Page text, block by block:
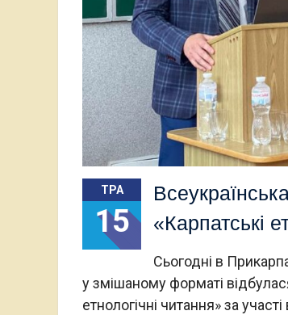
ТРА
15
«Карпатські
Сьогодні в
у змішаному форматі
етнологічні читання» за